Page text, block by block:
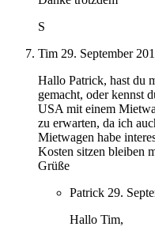
S
Tim 29. September
Hallo Patrick, hast du
gemacht, oder kennst
USA mit einem
zu erwarten, da ich
Mietwagen habe
Kosten sitzen bleiben
Grüße
Patrick 29.
Hallo Tim,